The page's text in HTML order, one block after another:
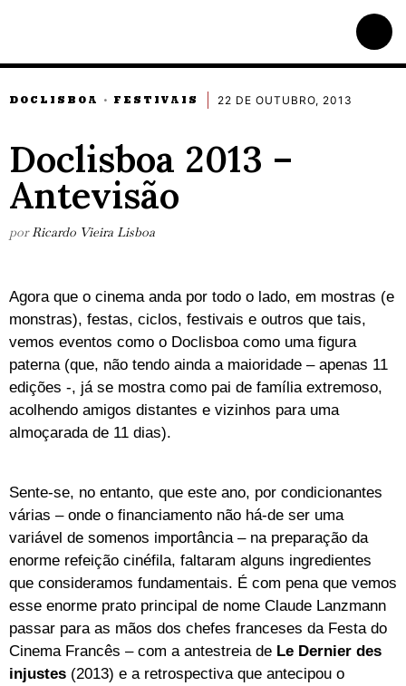
DOCLISBOA · FESTIVAIS 22 DE OUTUBRO, 2013
Doclisboa 2013 –
Antevisão
porRicardo Vieira Lisboa
Agora que o cinema anda por todo o lado, em mostras (e
monstras), festas, ciclos, festivais e outros que tais,
vemos eventos como o Doclisboa como uma figura
paterna (que, não tendo ainda a maioridade – apenas 11
edições -, já se mostra como pai de família extremoso,
acolhendo amigos distantes e vizinhos para uma
almoçarada de 11 dias).
Sente-se, no entanto, que este ano, por condicionantes
várias – onde o financiamento não há-de ser uma
variável de somenos importância – na preparação da
enorme refeição cinéfila, faltaram alguns ingredientes
que consideramos fundamentais. É com pena que vemos
esse enorme prato principal de nome Claude Lanzmann
passar para as mãos dos chefes franceses da Festa do
Cinema Francês – com a antestreia de Le Dernier des
injustes (2013) e a retrospectiva que antecipou o